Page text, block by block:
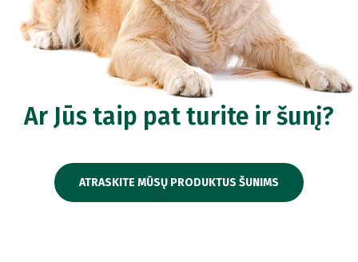
Ar Jūs taip pat turite ir šunį?
ATRASKITE MŪSŲ PRODUKTUS ŠUNIMS